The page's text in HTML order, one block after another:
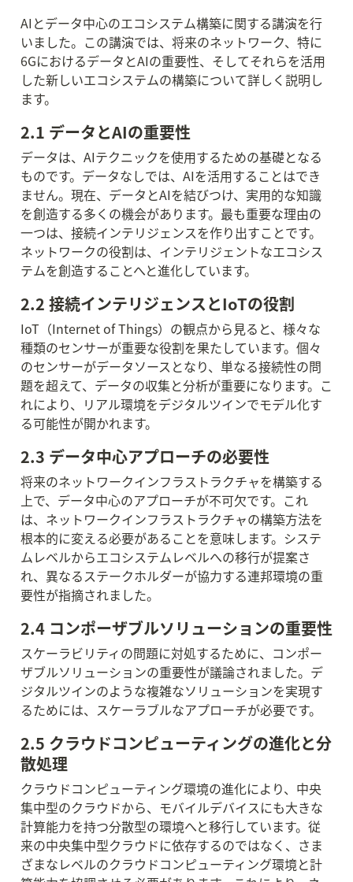
AIとデータ中心のエコシステム構築に関する講演を行
いました。この講演では、将来のネットワーク、特に
6GにおけるデータとAIの重要性、そしてそれらを活用
した新しいエコシステムの構築について詳しく説明し
ます。
2.1 データとAIの重要性
データは、AIテクニックを使用するための基礎となる
ものです。データなしでは、AIを活用することはでき
ません。現在、データとAIを結びつけ、実用的な知識
を創造する多くの機会があります。最も重要な理由の
一つは、接続インテリジェンスを作り出すことです。
ネットワークの役割は、インテリジェントなエコシス
テムを創造することへと進化しています。
2.2 接続インテリジェンスとIoTの役割
IoT（Internet of Things）の観点から見ると、様々な
種類のセンサーが重要な役割を果たしています。個々
のセンサーがデータソースとなり、単なる接続性の問
題を超えて、データの収集と分析が重要になります。こ
れにより、リアル環境をデジタルツインでモデル化す
る可能性が開かれます。
2.3 データ中心アプローチの必要性
将来のネットワークインフラストラクチャを構築する
上で、データ中心のアプローチが不可欠です。これ
は、ネットワークインフラストラクチャの構築方法を
根本的に変える必要があることを意味します。システ
ムレベルからエコシステムレベルへの移行が提案さ
れ、異なるステークホルダーが協力する連邦環境の重
要性が指摘されました。
2.4 コンポーザブルソリューションの重要性
スケーラビリティの問題に対処するために、コンポー
ザブルソリューションの重要性が議論されました。デ
ジタルツインのような複雑なソリューションを実現す
るためには、スケーラブルなアプローチが必要です。
2.5 クラウドコンピューティングの進化と分
散処理
クラウドコンピューティング環境の進化により、中央
集中型のクラウドから、モバイルデバイスにも大きな
計算能力を持つ分散型の環境へと移行しています。従
来の中央集中型クラウドに依存するのではなく、さま
ざまなレベルのクラウドコンピューティング環境と計